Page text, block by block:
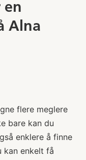
Alna
flere meglere
bare kan du
enklere å finne
kan enkelt få